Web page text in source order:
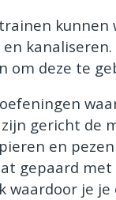
kunnen
om deze te
gericht de
en
gepaard
waardoor je